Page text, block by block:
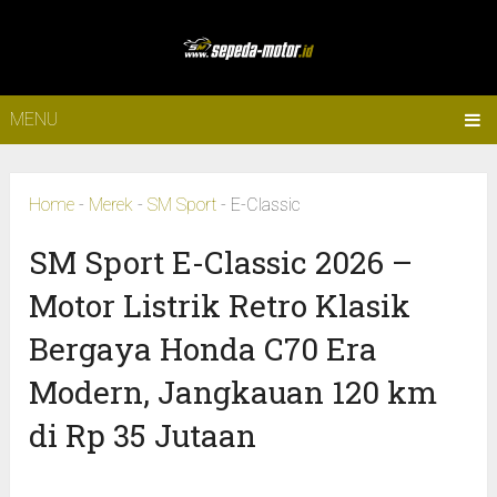
MENU
Home - Merek -SM Sport - E-Classic
SM Sport E-Classic 2026 –
Motor Listrik Retro Klasik
Bergaya Honda C70 Era
Modern, Jangkauan 120 km
di Rp 35 Jutaan